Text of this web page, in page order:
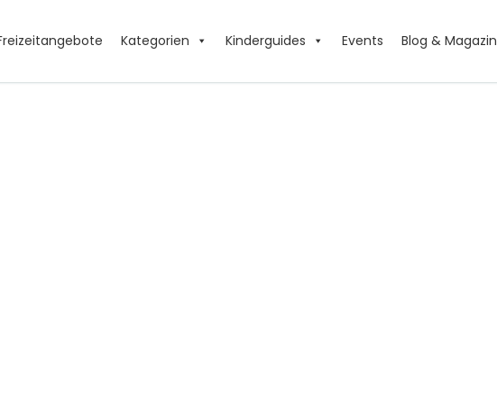
Kategorien Kinderguides Events Blog & Magazin